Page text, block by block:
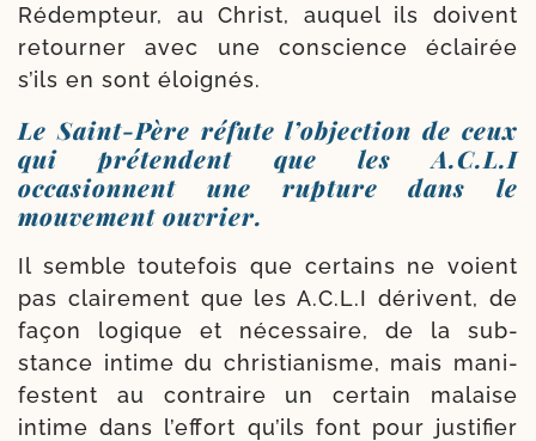
Ré­dempteur, au Christ, auquel ils doivent
retour­ner avec une conscience éclai­rée
s’ils en sont éloignés.
Le Saint-​Père réfute l’objection de ceux
qui prétendent que les A.C.L.I
occasionnent une rupture dans le
mouvement ouvrier.
Il semble tou­te­fois que cer­tains ne voient
pas clai­re­ment que les A.C.L.I dérivent, de
façon logique et néces­saire, de la sub­
stance intime du chris­tia­nisme, mais mani­
festent au con­traire un cer­tain malaise
intime dans l’ef­fort qu’ils font pour jus­ti­fier